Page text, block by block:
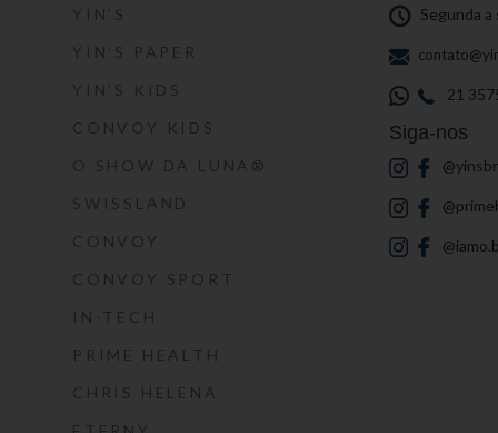
YIN’S
YIN’S PAPER
YIN’S KIDS
CONVOY KIDS
O SHOW DA LUNA®
SWISSLAND
CONVOY
CONVOY SPORT
IN-TECH
PRIME HEALTH
CHRIS HELENA
Segunda
21
Siga-nos
@yinsbr